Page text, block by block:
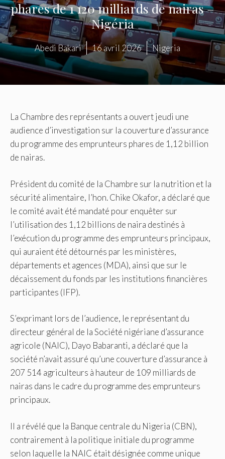
phares de 1 120 milliards de nairas –
Nigéria
Abedi Bakari 16 avril 2026 Nigeria
La Chambre des représentants a ouvert jeudi une
audience d’investigation sur la couverture d’assurance
du programme des emprunteurs phares de 1,12 billion
de nairas.
Président du comité de la Chambre sur la nutrition et la
sécurité alimentaire, l’hon. Chike Okafor, a déclaré que
le comité avait été mandaté pour enquêter sur
l’utilisation des 1,12 billions de naira destinés à
l’exécution du programme des emprunteurs principaux,
qui auraient été détournés par les ministères,
départements et agences (MDA), ainsi que sur le
décaissement du fonds par les institutions financières
participantes (IFP).
S’exprimant lors de l’audience, le représentant du
directeur général de la Société nigériane d’assurance
agricole (NAIC), Dayo Babaranti, a déclaré que la
société n’avait assuré qu’une couverture d’assurance à
207 514 agriculteurs à hauteur de 109 milliards de
nairas dans le cadre du programme des emprunteurs
principaux.
Il a révélé que la Banque centrale du Nigeria (CBN),
contrairement à la politique initiale du programme
selon laquelle la NAIC était désignée comme unique